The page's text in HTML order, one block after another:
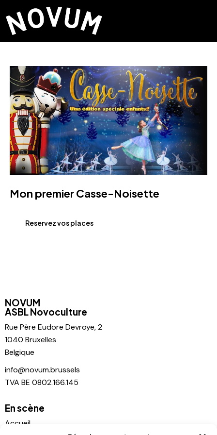
Mon premier Casse-Noisette
Reservez vos places
NOVUM
ASBL Novoculture
Rue Père Eudore Devroye, 2
1040 Bruxelles
Belgique
info@novum.brussels
TVA BE 0802.166.145
En scène
Accueil